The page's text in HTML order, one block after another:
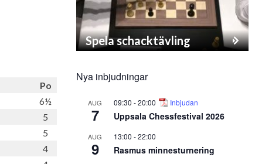
Po
6½
5
5
4
Spela schacktävling
Nya inbjudningar
AUG
7
09:30 -20:00 Inbjudan
Uppsala Chessfestival 2026
AUG
9
13:00 -22:00
Rasmus minnesturnering